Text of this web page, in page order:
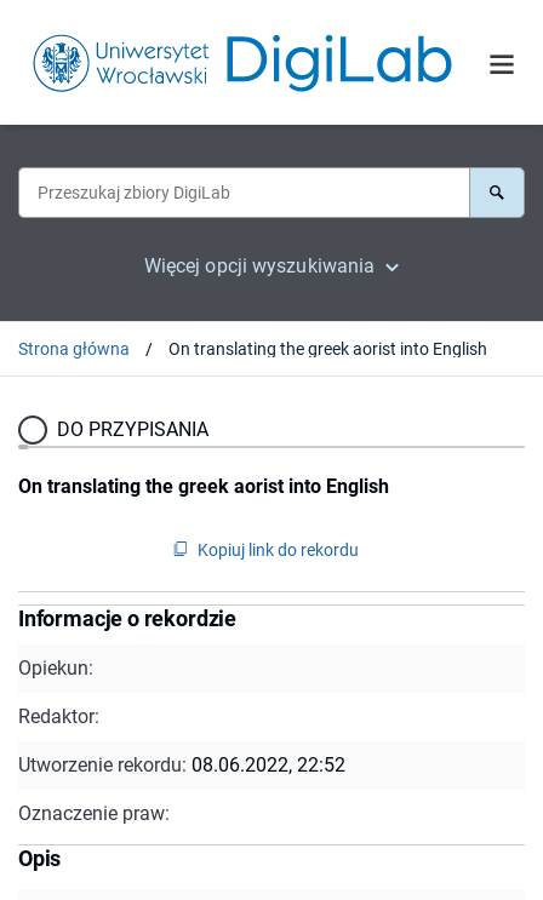
Więcej opcji wyszukiwania
Strona główna On translating the greek aorist into English
DO PRZYPISANIA
On translating the greek aorist into English
Kopiuj link do rekordu
Informacje o rekordzie
Opiekun:
Redaktor:
Utworzenie rekordu: 08.06.2022, 22:52
Oznaczenie praw:
Opis